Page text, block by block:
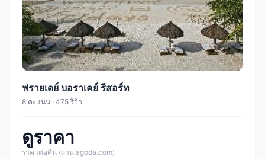
ฟรายเดย์ บอราเคย์ รีสอร์ท
8 คะแนน · 475 รีวิว
ดูราคา
ราคาต่อคืน (ผ่าน agoda.com)